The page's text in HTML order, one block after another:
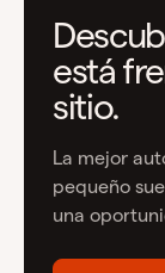
está
sitio.
La mejor
pequeño
una